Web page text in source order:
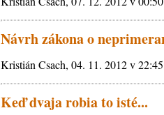
Návrh zákona o
Kristián Csach, 04. 11. 2012 v 22:45
Keď dvaja robia to isté...